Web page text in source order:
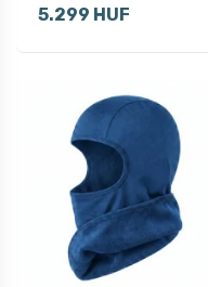
5.299 HUF